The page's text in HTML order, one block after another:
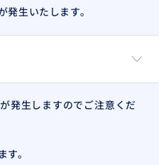
発生いたします。
発生しますのでご注意くだ
す。